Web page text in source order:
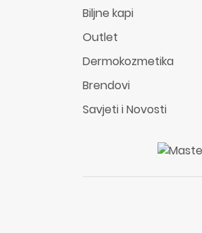
Biljne kapi
Outlet
Dermokozmetika
Brendovi
Savjeti i Novosti